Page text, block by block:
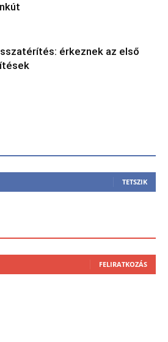
érkeznek az első
TETSZIK
FELIRATKOZÁS